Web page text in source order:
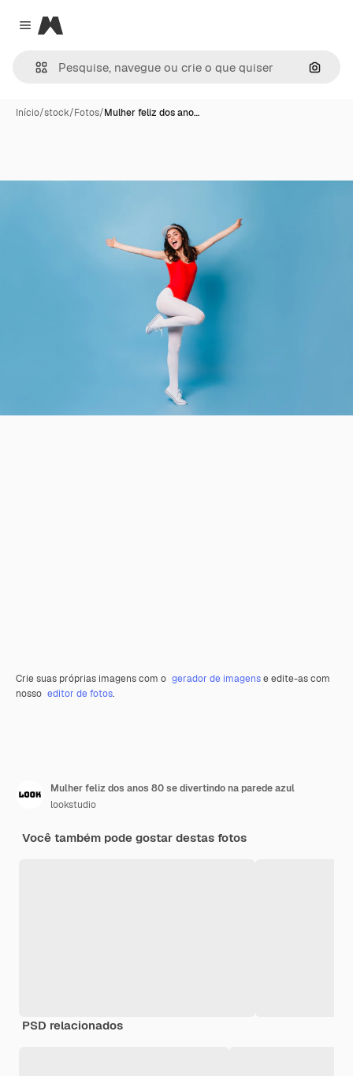
Close menu
Magnific
Início/stock/Fotos/Mulher feliz dos ano…
Crie suas próprias imagens com o gerador de imagense edite-as com
nosso editor de fotos.
Mulher feliz dos anos 80 se divertindo na parede azul
lookstudio
Você também pode gostar destas fotos
PSD relacionados